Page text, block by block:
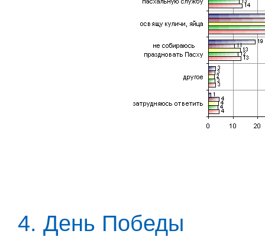
4. День Победы